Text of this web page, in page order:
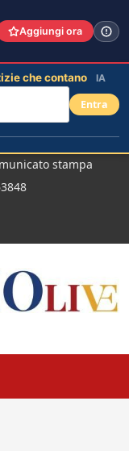
stampa
Aggiungi ora
che contano IA
Entra